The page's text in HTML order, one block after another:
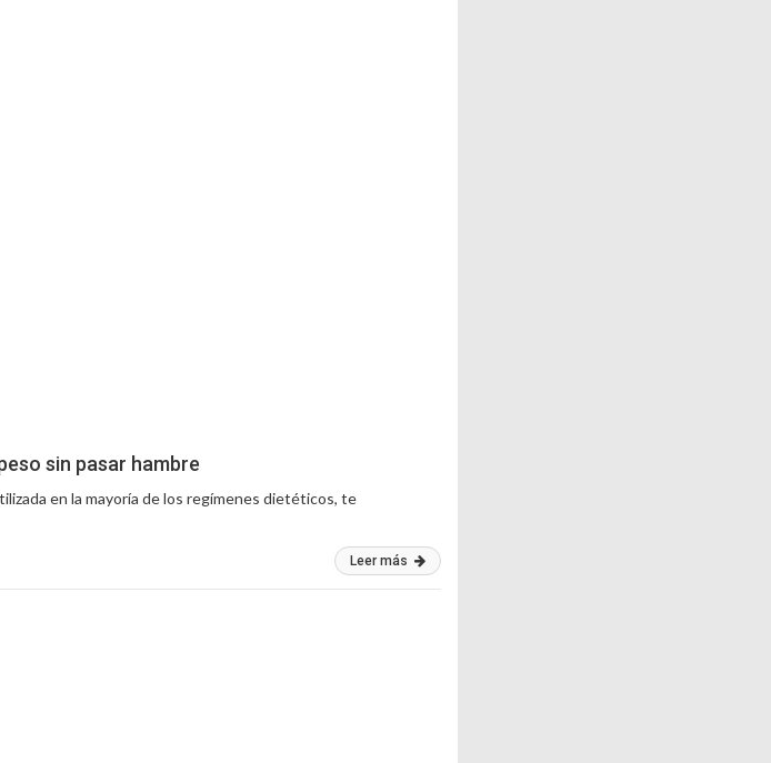
sin pasar hambre
en la mayoría de los regímenes dietéticos, te
Leer más